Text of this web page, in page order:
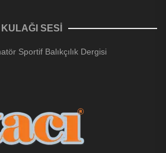
SESİ
Sportif Balıkçılık Dergisi